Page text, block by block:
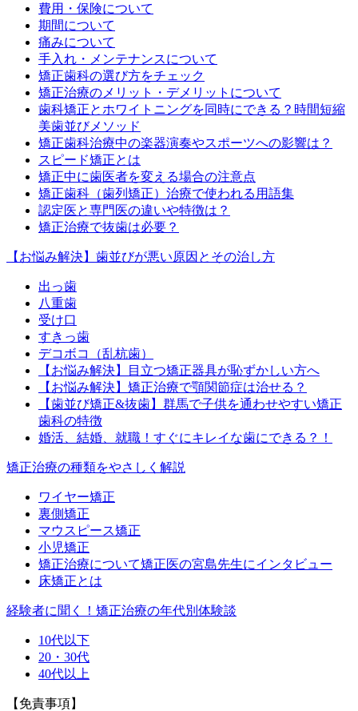
費用・保険について
期間について
痛みについて
手入れ・メンテナンスについて
矯正歯科の選び方をチェック
矯正治療のメリット・デメリットについて
歯科矯正とホワイトニングを同時にできる？時間短縮
美歯並びメソッド
矯正歯科治療中の楽器演奏やスポーツへの影響は？
スピード矯正とは
矯正中に歯医者を変える場合の注意点
矯正歯科（歯列矯正）治療で使われる用語集
認定医と専門医の違いや特徴は？
矯正治療で抜歯は必要？
【お悩み解決】歯並びが悪い原因とその治し方
出っ歯
八重歯
受け口
すきっ歯
デコボコ（乱杭歯）
【お悩み解決】目立つ矯正器具が恥ずかしい方へ
【お悩み解決】矯正治療で顎関節症は治せる？
【歯並び矯正&抜歯】群馬で子供を通わせやすい矯正
歯科の特徴
婚活、結婚、就職！すぐにキレイな歯にできる？！
矯正治療の種類をやさしく解説
ワイヤー矯正
裏側矯正
マウスピース矯正
小児矯正
矯正治療について矯正医の宮島先生にインタビュー
床矯正とは
経験者に聞く！矯正治療の年代別体験談
10代以下
20・30代
40代以上
【免責事項】